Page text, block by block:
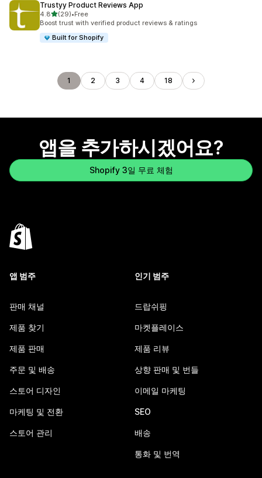
Trustyy Product Reviews App
4.8별 5개 중
(29)
총 리뷰 29개
•Free
Boost trust with verified product reviews & ratings
Built for Shopify
1 2 3 4 18
앱을 추가하시겠어요?
Shopify 3일 무료 체험
앱 범주
판매 채널
제품 찾기
제품 판매
주문 및 배송
스토어 디자인
마케팅 및 전환
스토어 관리
인기 범주
드랍쉬핑
마켓플레이스
제품 리뷰
상향 판매 및 번들
이메일 마케팅
SEO
배송
통화 및 번역